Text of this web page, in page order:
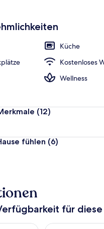
Küche
Kostenloses
Wellness
(12)
fühlen (6)
für